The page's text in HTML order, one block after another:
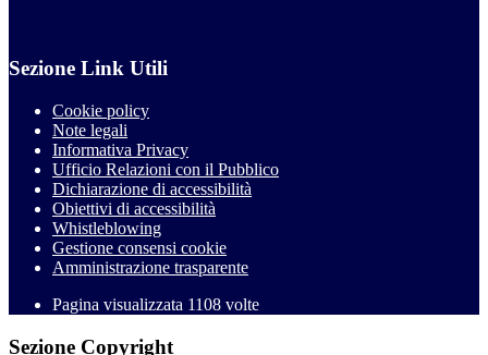
Sezione Link Utili
Cookie policy
Note legali
Informativa Privacy
Ufficio Relazioni con il Pubblico
Dichiarazione di accessibilità
Obiettivi di accessibilità
Whistleblowing
Gestione consensi cookie
Amministrazione trasparente
Pagina visualizzata 1108 volte
Sezione Copyright